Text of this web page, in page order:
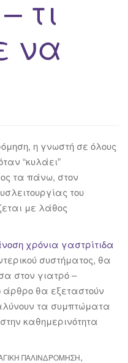
τι
να
η γνωστή σε όλους
“κυλάει”
τα πάνω, στον
του
με λάθος
χρόνια γαστρίτιδα
συστήματος, θα
στον γιατρό –
θα εξεταστούν
τα συμπτώματα
καθημερινότητα
ΠΑΛΙΝΔΡΌΜΗΣΗ,